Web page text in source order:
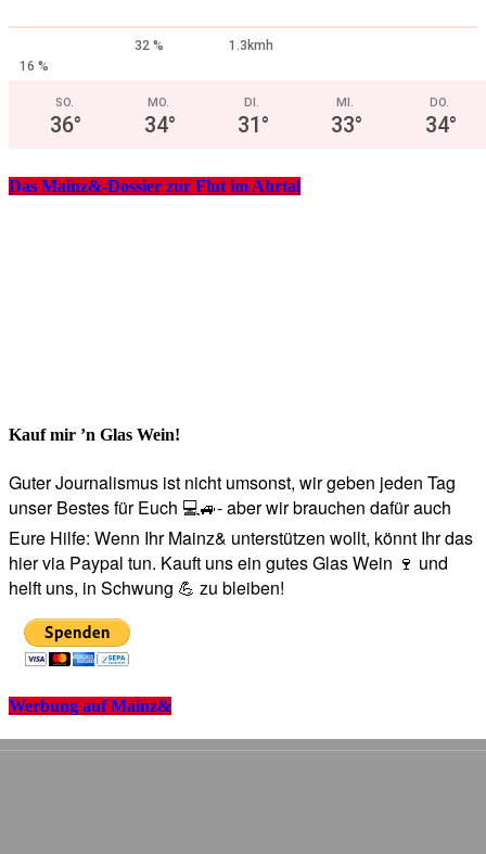
32 %
1.3kmh
16 %
SO.
36°
MO.
34°
DI.
31°
MI.
33°
DO.
34°
Das Mainz&-Dossier zur Flut im Ahrtal
Kauf mir ’n Glas Wein!
Guter Journalismus ist nicht umsonst, wir geben jeden Tag
unser Bestes für Euch 💻🚙- aber wir brauchen dafür auch
Eure Hilfe: Wenn Ihr Mainz& unterstützen wollt, könnt Ihr das
hier via Paypal tun. Kauft uns ein gutes Glas Wein 🍷 und
helft uns, in Schwung 💪 zu bleiben!
Werbung auf Mainz&